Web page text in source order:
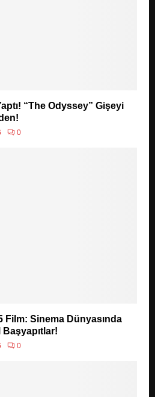
“The Odyssey” Gişeyi
0
Film: Sinema Dünyasında
0